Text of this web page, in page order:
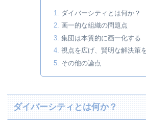
ダイバーシティとは何か？
画一的な組織の問題点
集団は本質的に画一化する
視点を広げ、賢明な解決策
その他の論点
ダイバーシティとは何か？